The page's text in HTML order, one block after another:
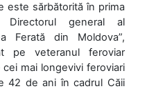
este sărbătorită în prima
general al
Ferată din Moldova”,
pe veteranul feroviar
mai longevivi feroviari
42 de ani în cadrul Căii